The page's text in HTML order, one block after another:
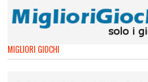
MIGLIORI GIOCHI